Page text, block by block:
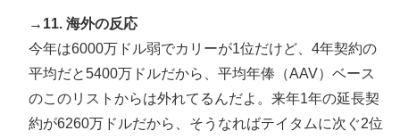
→11. 海外の反応
今年は6000万ドル弱でカリーが1位だけど、4年契約の
平均だと5400万ドルだから、平均年俸（AAV）ベース
のこのリストからは外れてるんだよ。来年1年の延長契
約が6260万ドルだから、そうなればテイタムに次ぐ2位